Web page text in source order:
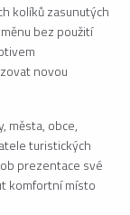
kolíků zasunutých
bez použití
novou
města, obce,
turistických
prezentace své
komfortní místo